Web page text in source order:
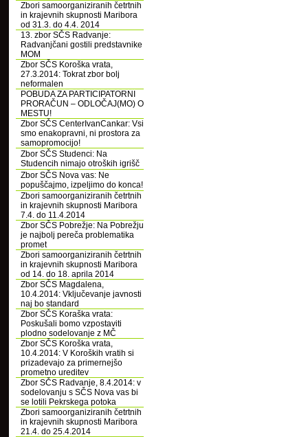
Zbori samoorganiziranih četrtnih
in krajevnih skupnosti Maribora
od 31.3. do 4.4. 2014
13. zbor SČS Radvanje:
Radvanjčani gostili predstavnike
MOM
Zbor SČS Koroška vrata,
27.3.2014: Tokrat zbor bolj
neformalen
POBUDA ZA PARTICIPATORNI
PRORAČUN – ODLOČAJ(MO) O
MESTU!
Zbor SČS CenterIvanCankar: Vsi
smo enakopravni, ni prostora za
samopromocijo!
Zbor SČS Studenci: Na
Studencih nimajo otroških igrišč
Zbor SČS Nova vas: Ne
popuščajmo, izpeljimo do konca!
Zbori samoorganiziranih četrtnih
in krajevnih skupnosti Maribora
7.4. do 11.4.2014
Zbor SČS Pobrežje: Na Pobrežju
je najbolj pereča problematika
promet
Zbori samoorganiziranih četrtnih
in krajevnih skupnosti Maribora
od 14. do 18. aprila 2014
Zbor SČS Magdalena,
10.4.2014: Vključevanje javnosti
naj bo standard
Zbor SČS Koraška vrata:
Poskušali bomo vzpostaviti
plodno sodelovanje z MČ
Zbor SČS Koroška vrata,
10.4.2014: V Koroških vratih si
prizadevajo za primernejšo
prometno ureditev
Zbor SČS Radvanje, 8.4.2014: v
sodelovanju s SČS Nova vas bi
se lotili Pekrskega potoka
Zbori samoorganiziranih četrtnih
in krajevnih skupnosti Maribora
21.4. do 25.4.2014